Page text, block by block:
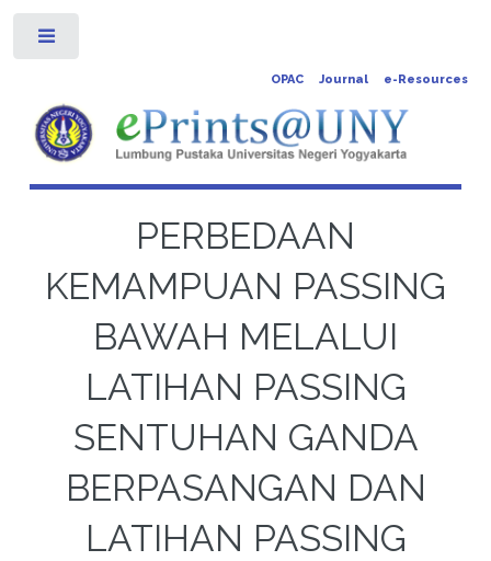
OPAC Journal e-Resources
PERBEDAAN
KEMAMPUAN PASSING
BAWAH MELALUI
LATIHAN PASSING
SENTUHAN GANDA
BERPASANGAN DAN
LATIHAN PASSING